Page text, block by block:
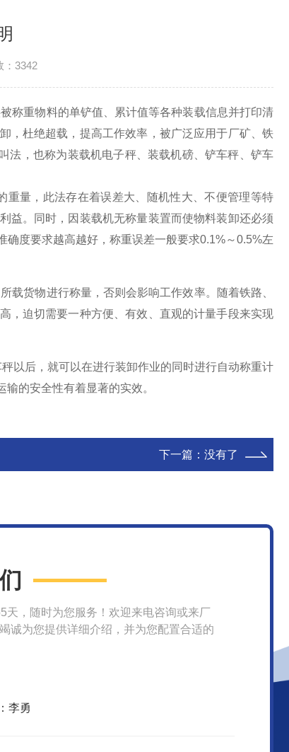
：3342
称重物料的单铲值、累计值等各种装载信息并打印清
，杜绝超载，提高工作效率，被广泛应用于厂矿、铁
，也称为装载机电子秤、装载机磅、铲车秤、铲车
量，此法存在着误差大、随机性大、不便管理等特
益。同时，因装载机无称量装置而使物料装卸还必须
度要求越高越好，称重误差一般要求0.1%～0.5%左
货物进行称量，否则会影响工作效率。随着铁路、
，迫切需要一种方便、有效、直观的计量手段来实现
以后，就可以在进行装卸作业的同时进行自动称重计
的安全性有着显著的实效。
下一篇：没有了
天，随时为您服务！欢迎来电咨询或来厂
诚为您提供详细介绍，并为您配置合适的
李勇